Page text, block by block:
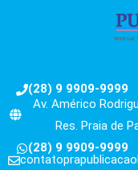
(28) 9 9909-9999
Av. Américo
Res. Praia de
(28) 9 9909-9999